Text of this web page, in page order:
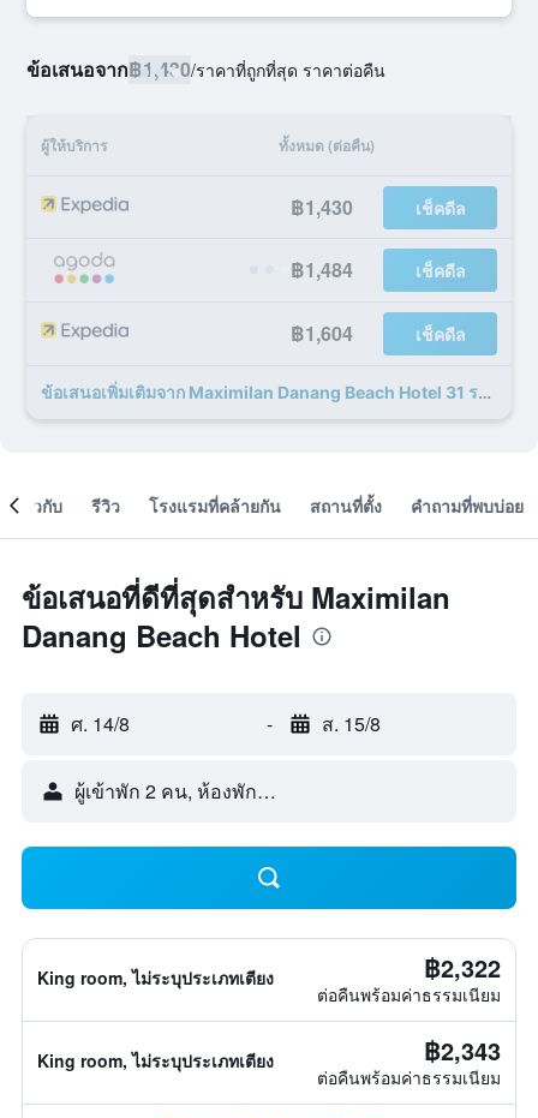
ข้อเสนอจาก฿1,430/ราคาที่ถูกที่สุด ราคาต่อคืน
ผู้ให้บริการ ทั้งหมด (ต่อคืน)
฿1,430 เช็คดีล
฿1,484 เช็คดีล
฿1,604 เช็คดีล
ข้อเสนอเพิ่มเติมจาก Maximilan Danang Beach Hotel 31 รายการ
เกี่ยวกับ รีวิว โรงแรมที่คล้ายกัน สถานที่ตั้ง คำถามที่พบบ่อย
ข้อเสนอที่ดีที่สุดสำหรับ Maximilan
Danang Beach Hotel
ศ. 14/8 - ส. 15/8
ผู้เข้าพัก 2 คน, ห้องพัก 1 ห้อง
King room, ไม่ระบุประเภทเตียง ฿2,322
ต่อคืนพร้อมค่าธรรมเนียม
King room, ไม่ระบุประเภทเตียง ฿2,343
ต่อคืนพร้อมค่าธรรมเนียม